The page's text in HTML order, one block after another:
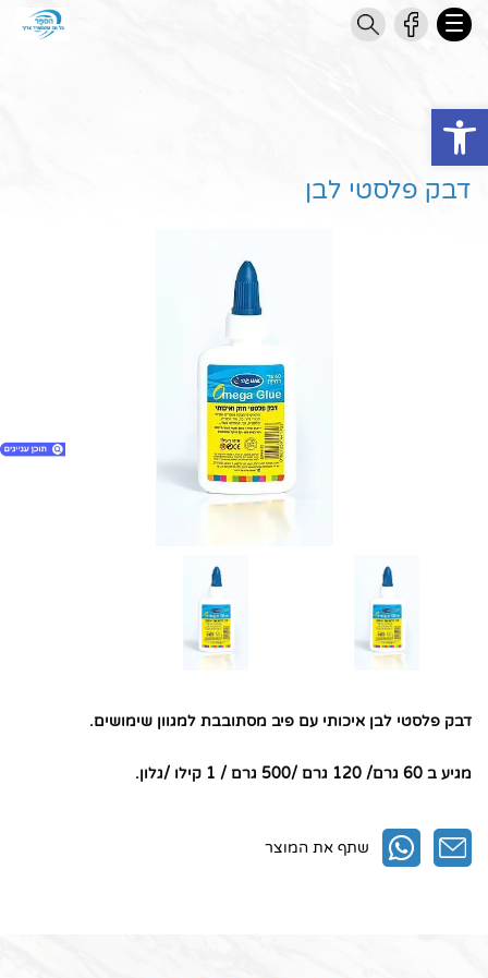
Open toolbar
דבק פלסטי לבן
דבק פלסטי לבן איכותי עם פיב מסתובבת למגוון שימושים.
מגיע ב 60 גרם/ 120 גרם /500 גרם / 1 קילו /גלון.
שתף את המוצר